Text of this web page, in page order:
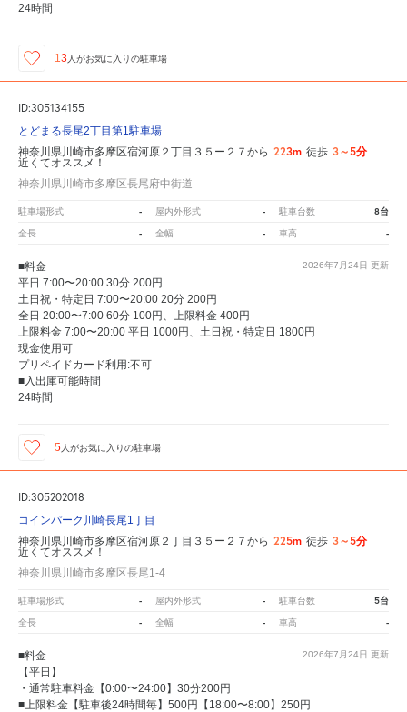
24時間
13人がお気に入りの駐車場
ID:305134155
とどまる長尾2丁目第1駐車場
神奈川県川崎市多摩区宿河原２丁目３５ー２７から 223m 徒歩 3～5分
近くてオススメ！
神奈川県川崎市多摩区長尾府中街道
駐車場形式 - 屋内外形式 - 駐車台数 8台
全長 - 全幅 - 車高 -
2026年7月24日 更新
■料金
平日 7:00〜20:00 30分 200円
土日祝・特定日 7:00〜20:00 20分 200円
全日 20:00〜7:00 60分 100円、上限料金 400円
上限料金 7:00〜20:00 平日 1000円、土日祝・特定日 1800円
現金使用可
プリペイドカード利用:不可
■入出庫可能時間
24時間
5人がお気に入りの駐車場
ID:305202018
コインパーク川崎長尾1丁目
神奈川県川崎市多摩区宿河原２丁目３５ー２７から 225m 徒歩 3～5分
近くてオススメ！
神奈川県川崎市多摩区長尾1-4
駐車場形式 - 屋内外形式 - 駐車台数 5台
全長 - 全幅 - 車高 -
2026年7月24日 更新
■料金
【平日】
・通常駐車料金【0:00〜24:00】30分200円
■上限料金【駐車後24時間毎】500円【18:00〜8:00】250円